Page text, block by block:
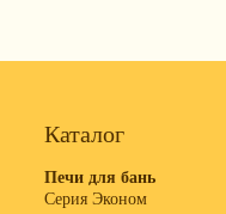
Каталог
Печи для бань
Серия Эконом